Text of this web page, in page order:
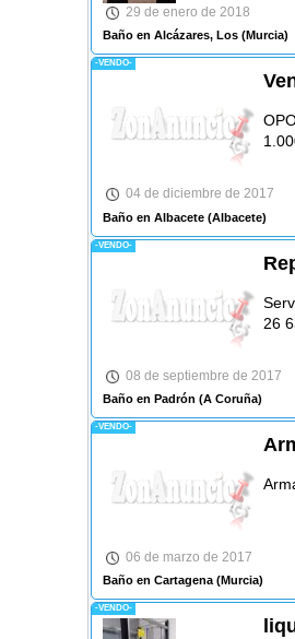
29 de enero de 2018
Baño en Alcázares, Los(Murcia)
-VENDO-
04 de diciembre de 2017
Baño en Albacete(Albacete)
-VENDO-
26
08 de septiembre de 2017
Baño en Padrón (A Coruña)
-VENDO-
06 de marzo de 2017
Baño en Cartagena(Murcia)
-VENDO-